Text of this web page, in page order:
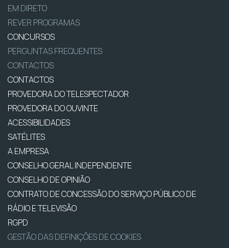
EM DIRETO
REVER PROGRAMAS
CONCURSOS
PERGUNTAS FREQUENTES
CONTACTOS
CONTACTOS
PROVEDORA DO TELESPECTADOR
PROVEDORA DO OUVINTE
ACESSIBILIDADES
SATÉLITES
A EMPRESA
CONSELHO GERAL INDEPENDENTE
CONSELHO DE OPINIÃO
CONTRATO DE CONCESSÃO DO SERVIÇO PÚBLICO DE
RÁDIO E TELEVISÃO
RGPD
GESTÃO DAS DEFINIÇÕES DE COOKIES